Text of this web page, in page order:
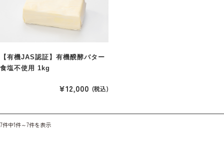
【有機JAS認証】有機醗酵バター
食塩不使用 1kg
¥12,000 (税込)
7件中1件～7件を表示